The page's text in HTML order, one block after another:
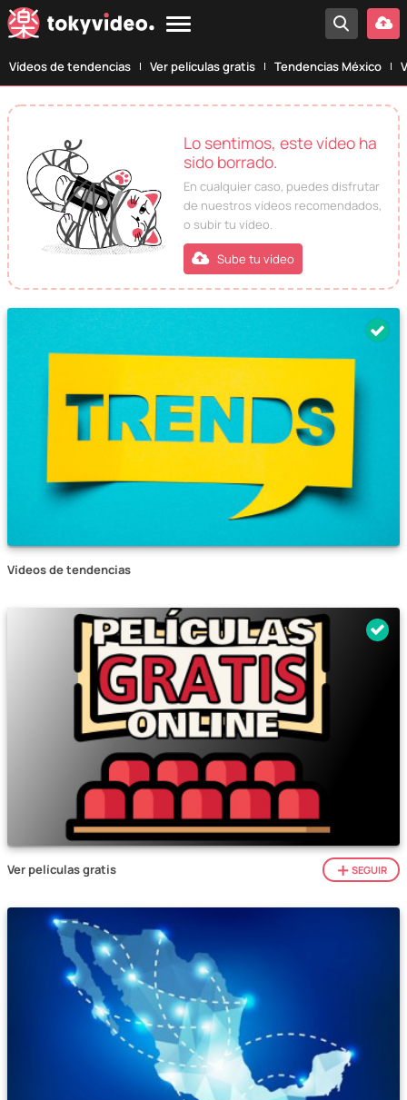
Vídeos de tendencias Ver películas gratis Tendencias México
Lo sentimos, este vídeo ha
sido borrado.
En cualquier caso, puedes disfrutar
de nuestros vídeos recomendados,
o subir tu vídeo.
Sube tu vídeo
Vídeos de tendencias
Ver películas gratis SEGUIR